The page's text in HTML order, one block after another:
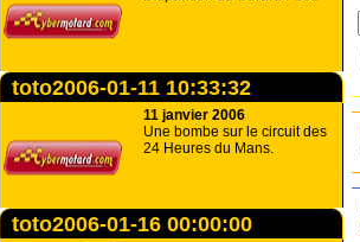
toto2006-01-11 10:33:32
11 janvier 2006
Une bombe sur le circuit des
24 Heures du Mans.
toto2006-01-16 00:00:00